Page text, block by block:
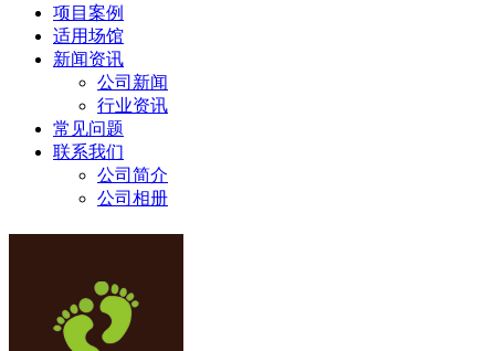
项目案例
适用场馆
新闻资讯
公司新闻
行业资讯
常见问题
联系我们
公司简介
公司相册